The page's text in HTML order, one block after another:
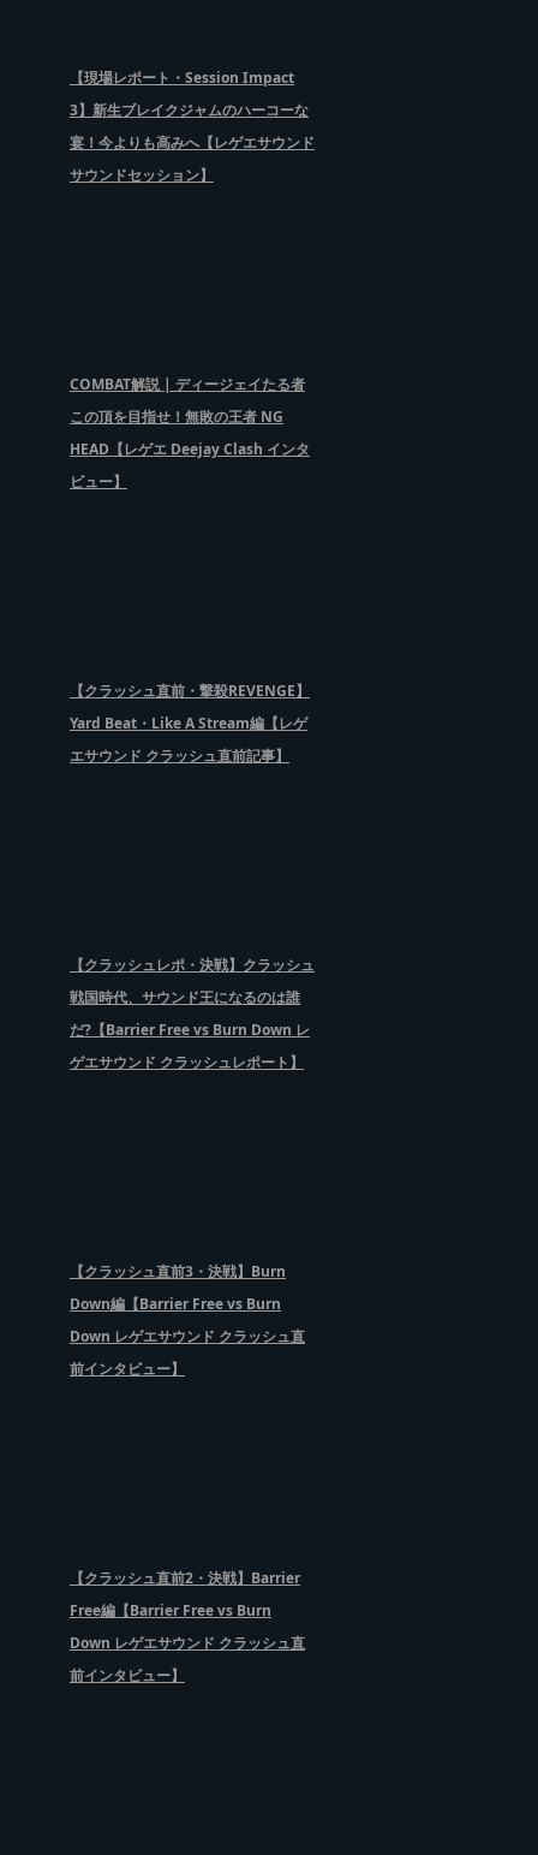
【現場レポート・Session Impact
3】新生ブレイクジャムのハーコーな
宴！今よりも高みへ【レゲエサウンド
サウンドセッション】
COMBAT解説 | ディージェイたる者
この頂を目指せ！無敗の王者 NG
HEAD【レゲエ Deejay Clash インタ
ビュー】
【クラッシュ直前・撃殺REVENGE】
Yard Beat・Like A Stream編【レゲ
エサウンド クラッシュ直前記事】
【クラッシュレポ・決戦】クラッシュ
戦国時代、サウンド王になるのは誰
だ?【Barrier Free vs Burn Down レ
ゲエサウンド クラッシュレポート】
【クラッシュ直前3・決戦】Burn
Down編【Barrier Free vs Burn
Down レゲエサウンド クラッシュ直
前インタビュー】
【クラッシュ直前2・決戦】Barrier
Free編【Barrier Free vs Burn
Down レゲエサウンド クラッシュ直
前インタビュー】